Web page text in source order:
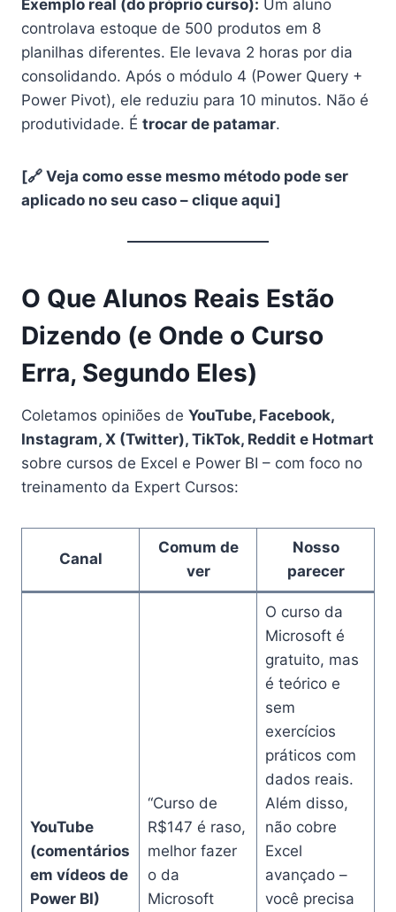
Exemplo real (do próprio curso): Um aluno
controlava estoque de 500 produtos em 8
planilhas diferentes. Ele levava 2 horas por dia
consolidando. Após o módulo 4 (Power Query +
Power Pivot), ele reduziu para 10 minutos. Não é
produtividade. É trocar de patamar.
[🔗 Veja como esse mesmo método pode ser
aplicado no seu caso – clique aqui]
O Que Alunos Reais Estão
Dizendo (e Onde o Curso
Erra, Segundo Eles)
Coletamos opiniões de YouTube, Facebook,
Instagram, X (Twitter), TikTok, Reddit e Hotmart
sobre cursos de Excel e Power BI – com foco no
treinamento da Expert Cursos:
Canal
Comum de
ver
Nosso
parecer
YouTube
(comentários
em vídeos de
Power BI)
“Curso de
R$147 é raso,
melhor fazer
o da
Microsoft
O curso da
Microsoft é
gratuito, mas
é teórico e
sem
exercícios
práticos com
dados reais.
Além disso,
não cobre
Excel
avançado –
você precisa